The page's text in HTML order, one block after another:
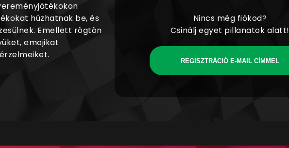
húzhatnak be, és
Emellett rögtön
emojikat
Nincs még fiókod?
Csinálj egyet pillanatok alatt!
REGISZTRÁCIÓ E-MAIL CÍMMEL